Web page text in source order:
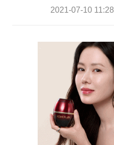
2021-07-10 11:28